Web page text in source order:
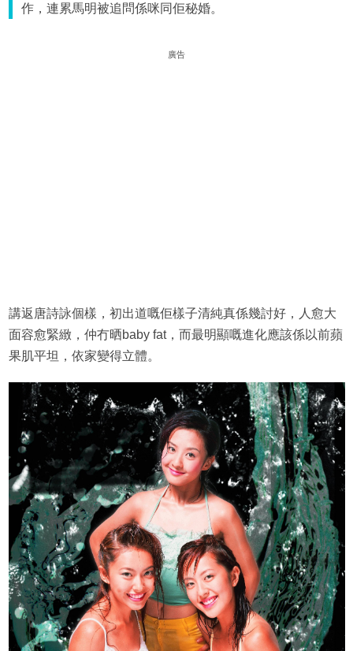
作，連累馬明被追問係咪同佢秘婚。
廣告
講返唐詩詠個樣，初出道嘅佢樣子清純真係幾討好，人愈大
面容愈緊緻，仲冇晒baby fat，而最明顯嘅進化應該係以前蘋
果肌平坦，依家變得立體。